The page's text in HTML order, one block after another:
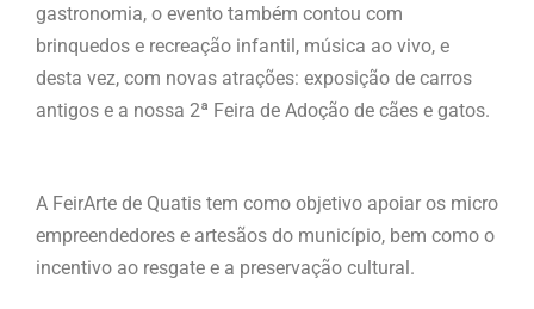
gastronomia, o evento também contou com
brinquedos e recreação infantil, música ao vivo, e
desta vez, com novas atrações: exposição de carros
antigos e a nossa 2ª Feira de Adoção de cães e gatos.
A FeirArte de Quatis tem como objetivo apoiar os micro
empreendedores e artesãos do município, bem como o
incentivo ao resgate e a preservação cultural.